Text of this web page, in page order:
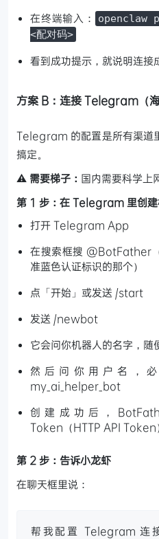
在终端输入：
openclaw
<配对码>
看到成功提示，就说明连接
方案 B：连接 Telegram（海
Telegram 的配置是所有渠道
搞定。
⚠️ 需要梯子： 国内需要科学上
第 1 步：在 Telegram 里创建
打开 Telegram App
在搜索框搜 @BotFather
准蓝色认证标识的那个）
点「开始」或发送 /start
发送 /newbot
它会问你机器人的名字，
然后问你用户名，
my_ai_helper_bot
创建成功后，
Token（HTTP API Token
第 2 步：告诉小龙虾
在聊天框里说：
帮我配置 Telegram 连